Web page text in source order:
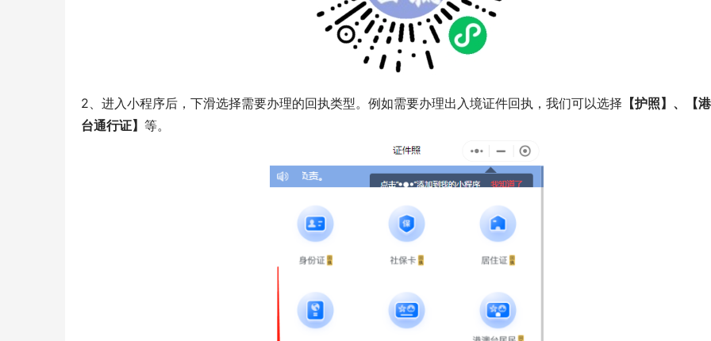
2、进入小程序后，下滑选择需要办理的回执类型。例如需要办理出入境证件回执，我们可以选择 【护照】、【
台通行证】 等。